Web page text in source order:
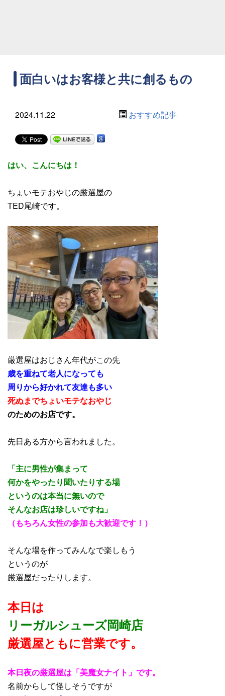
面白いはお客様と共に創るもの
2024.11.22 おすすめ記事
はい、こんにちは！
ちょいモテおやじの厳選屋の
TED尾崎です。
厳選屋はおじさん年代がこの先
歳を重ねて老人になっても
周りから好かれて友達も多い
死ぬまでちょいモテなおやじ
のためのお店です。
先日ある方から言われました。
「主に男性が集まって
何かをやったり聞いたりする場
というのは本当に無いので
そんなお店は珍しいですね」
（もちろん女性の参加も大歓迎です！）
そんな場を作ってみんなで楽しもう
というのが
厳選屋だったりします。
本日は
リーガルシューズ岡崎店
厳選屋ともに営業です。
本日夜の厳選屋は「美魔女ナイト」です。
名前からして怪しそうですが